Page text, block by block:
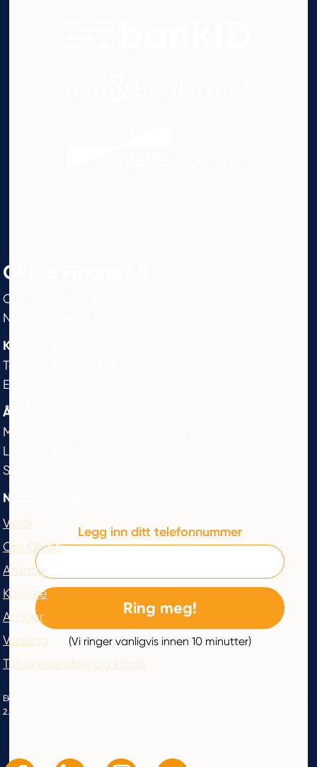
Legg inn ditt telefonnummer
(Vi ringer vanligvis innen 10 minutter)
Okida Finans AS
Org nr 920 423 205
Nydalsveien 28, 0484 Oslo
Kontakt oss
Telefon:
Epost:
Åpningstider
Mandag til Fredag: 09:00-18:00
Lørdag: 10:00-16:00
Søndag: 14:00-18:00
Nyttige lenker
Vilkår
Om Okida
Ansatte
Karriere
Artikler
Varsling
Tilbakemelding og klage
Eksempel: Effektiv rente på 8,55 % ved et lån på 2 millioner over 25 år, kost kr.
2.622.146, totalt kr. 4.622.146